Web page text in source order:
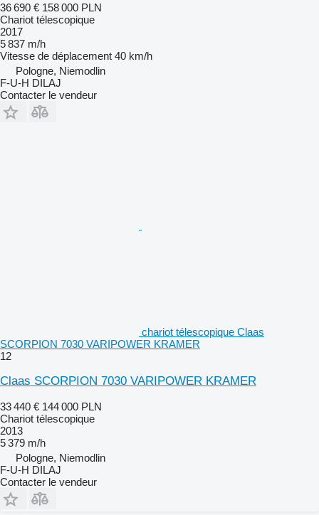
36 690 € 158 000 PLN
Chariot télescopique
2017
5 837 m/h
Vitesse de déplacement 40 km/h
Pologne, Niemodlin
F-U-H DILAJ
Contacter le vendeur
chariot télescopique Claas
SCORPION 7030 VARIPOWER KRAMER
12
Claas SCORPION 7030 VARIPOWER KRAMER
33 440 € 144 000 PLN
Chariot télescopique
2013
5 379 m/h
Pologne, Niemodlin
F-U-H DILAJ
Contacter le vendeur